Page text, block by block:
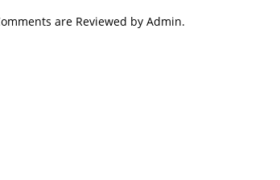
are Reviewed by Admin.